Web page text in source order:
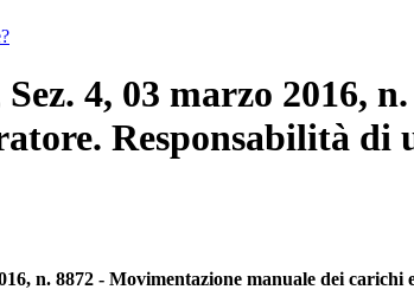
Sez. 4, 03 marzo 2016,
Responsabilità di
n. 8872 - Movimentazione manuale dei